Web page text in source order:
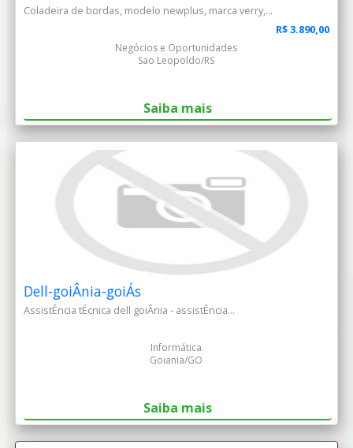
Coladeira de bordas, modelo newplus, marca verry,...
R$ 3.890,00
Negócios e Oportunidades
Sao Leopoldo/RS
Saiba mais
Dell-goiÂnia-goiÁs
AssistÊncia tÉcnica dell goiÂnia - assistÊncia...
Informática
Goiania/GO
Saiba mais